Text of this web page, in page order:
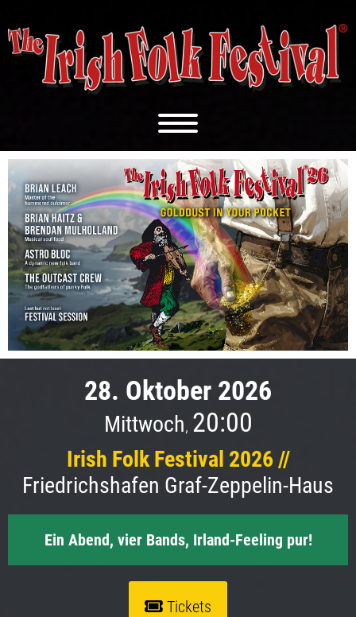
28. Oktober 2026
Mittwoch, 20:00
Irish Folk Festival 2026 //
Friedrichshafen Graf-Zeppelin-Haus
Ein Abend, vier Bands, Irland-Feeling pur!
Tickets